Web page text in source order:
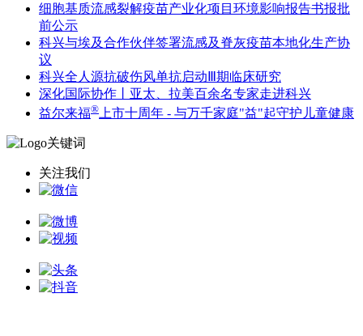
细胞基质流感裂解疫苗产业化项目环境影响报告书报批
前公示
科兴与埃及合作伙伴签署流感及脊灰疫苗本地化生产协
议
科兴全人源抗破伤风单抗启动Ⅲ期临床研究
深化国际协作丨亚太、拉美百余名专家走进科兴
益尔来福® 上市十周年 - 与万千家庭"益"起守护儿童健康
关注我们